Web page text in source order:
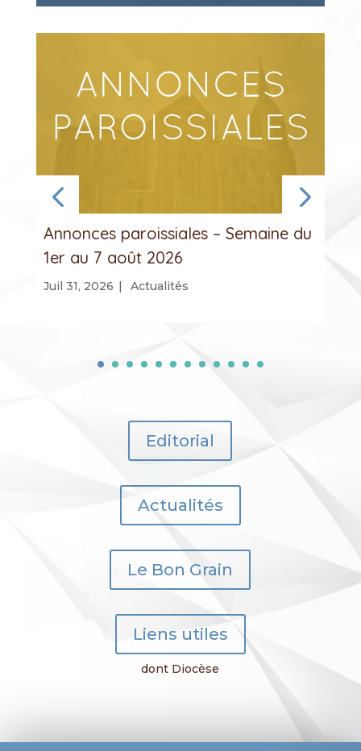
Annonces paroissiales – Semaine du
1er au 7 août 2026
Juil 31, 2026 | Actualités
Editorial
Actualités
Le Bon Grain
Liens utiles
dont Diocèse